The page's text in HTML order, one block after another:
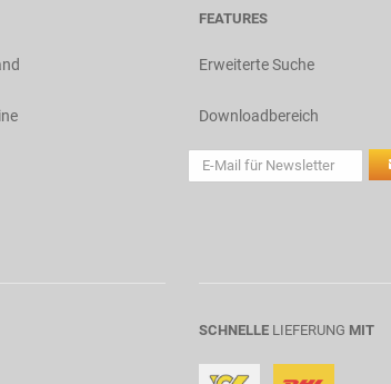
FEATURES
Erweiterte Suche
Downloadbereich
SCHNELLE LIEFERUNG MIT